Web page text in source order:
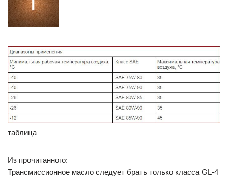
таблица
Из прочитанного:
Трансмиссионное масло следует брать только класса GL-4